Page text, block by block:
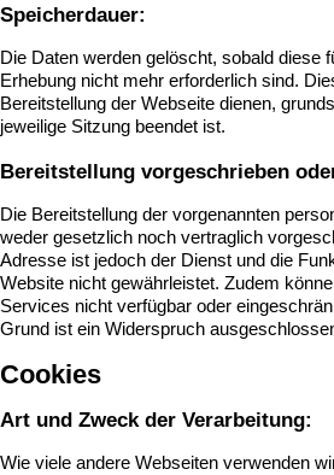
Speicherdauer:
Die Daten werden gelöscht, sobald diese
Erhebung nicht mehr erforderlich sind.
Bereitstellung der Webseite dienen,
jeweilige Sitzung beendet ist.
Bereitstellung vorgeschrieben
Die Bereitstellung der vorgenannten
weder gesetzlich noch vertraglich
Adresse ist jedoch der Dienst und die
Website nicht gewährleistet. Zudem
Services nicht verfügbar oder
Grund ist ein Widerspruch
Cookies
Art und Zweck der Verarbeitung:
Wie viele andere Webseiten verwenden